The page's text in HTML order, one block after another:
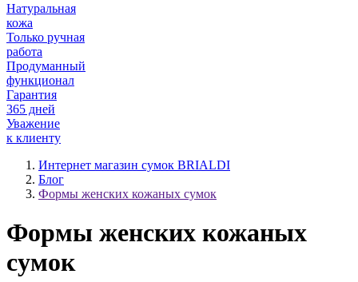
Натуральная
кожа
Только ручная
работа
Продуманный
функционал
Гарантия
365 дней
Уважение
к клиенту
Интернет магазин сумок BRIALDI
Блог
Формы женских кожаных сумок
Формы женских кожаных
сумок